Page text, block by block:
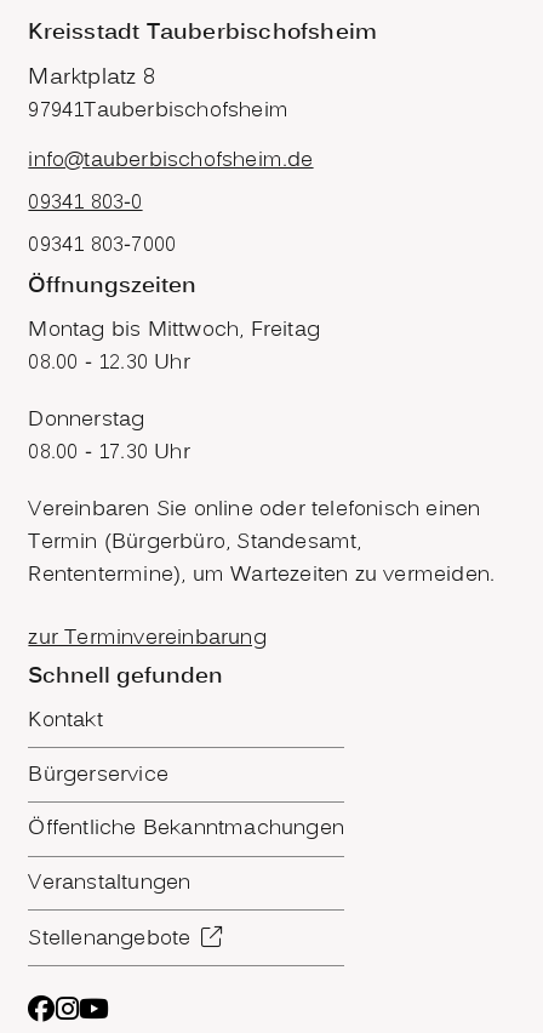
Kreisstadt Tauberbischofsheim
Marktplatz 8
97941Tauberbischofsheim
info@tauberbischofsheim.de
09341 803-0
09341 803-7000
Öffnungszeiten
Montag bis Mittwoch, Freitag
08.00 - 12.30 Uhr
Donnerstag
08.00 - 17.30 Uhr
Vereinbaren Sie online oder telefonisch einen
Termin (Bürgerbüro, Standesamt,
Rententermine), um Wartezeiten zu vermeiden.
zur Terminvereinbarung
Schnell gefunden
Kontakt
Bürgerservice
Öffentliche Bekanntmachungen
Veranstaltungen
Stellenangebote